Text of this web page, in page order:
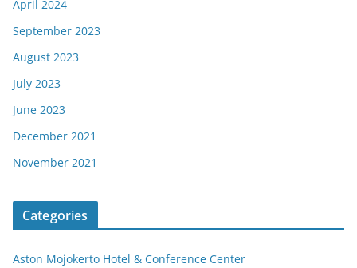
April 2024
September 2023
August 2023
July 2023
June 2023
December 2021
November 2021
Categories
Aston Mojokerto Hotel & Conference Center